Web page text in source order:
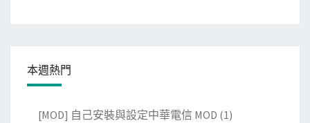
本週熱門
[MOD] 自己安裝與設定中華電信 MOD (1)